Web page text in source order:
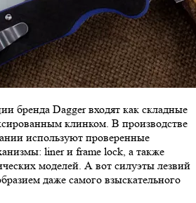
бренда Dagger входят как складные
клинком. В производстве
используют проверенные
liner и frame lock, а также
моделей. А вот силуэты лезвий
даже самого взыскательного